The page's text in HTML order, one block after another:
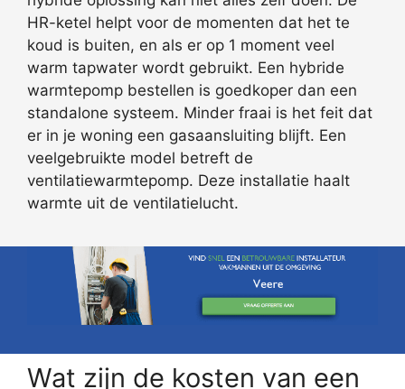
HR-ketel helpt voor de momenten dat het te
koud is buiten, en als er op 1 moment veel
warm tapwater wordt gebruikt. Een hybride
warmtepomp bestellen is goedkoper dan een
standalone systeem. Minder fraai is het feit dat
er in je woning een gasaansluiting blijft. Een
veelgebruikte model betreft de
ventilatiewarmtepomp. Deze installatie haalt
warmte uit de ventilatielucht.
Wat zijn de kosten van een